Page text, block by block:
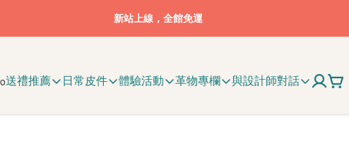
新站上線，全館免運
送禮推薦 日常皮件 體驗活動 革物專欄 與設計師對話